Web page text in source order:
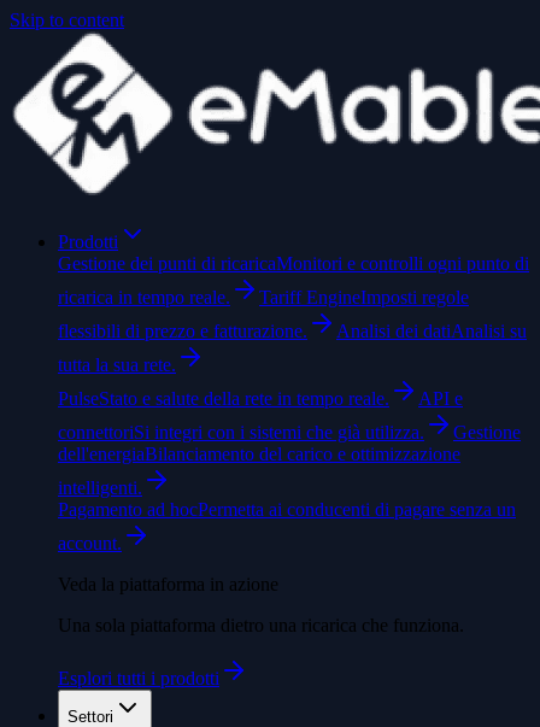
Skip to content
Prodotti
Gestione dei punti di ricaricaMonitori e controlli ogni punto di
ricarica in tempo reale.
Tariff EngineImposti regole
flessibili di prezzo e fatturazione.
Analisi dei datiAnalisi su
tutta la sua rete.
PulseStato e salute della rete in tempo reale.
API e
connettoriSi integri con i sistemi che già utilizza.
Gestione
dell'energiaBilanciamento del carico e ottimizzazione
intelligenti.
Pagamento ad hocPermetta ai conducenti di pagare senza un
account.
Veda la piattaforma in azione
Una sola piattaforma dietro una ricarica che funziona.
Esplori tutti i prodotti
Settori